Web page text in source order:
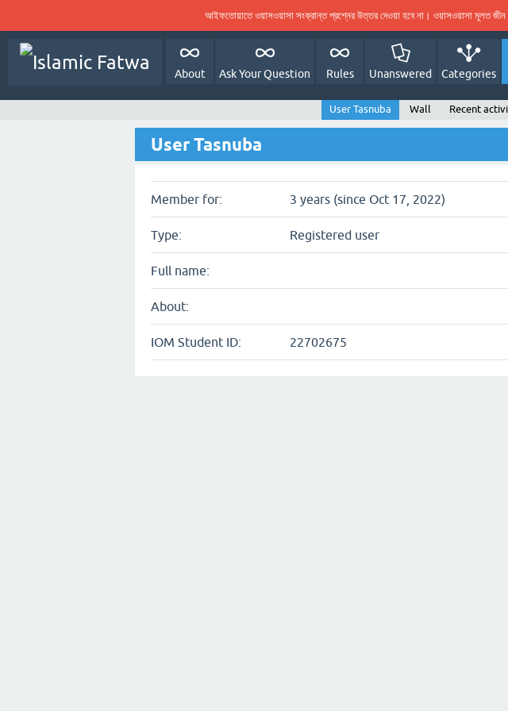
আইফতোয়াতে ওয়াসওয়াসা সংক্রান্ত প্রশ্নের উত্তর দেওয়া হবে না। ওয়াসওয়াসা মূলত
About Ask Your Question Rules Unanswered Categories
User Tasnuba Wall Recent
User Tasnuba
Member for: 3 years (since Oct 17, 2022)
Type: Registered user
Full name:
About:
IOM Student ID: 22702675